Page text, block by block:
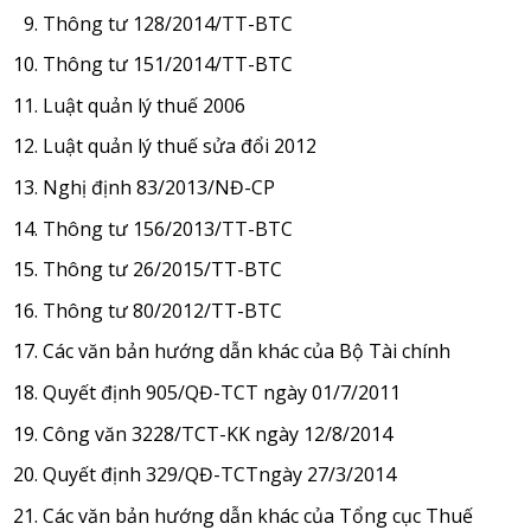
Thông tư 128/2014/TT-BTC
Thông tư 151/2014/TT-BTC
Luật quản lý thuế 2006
Luật quản lý thuế sửa đổi 2012
Nghị định 83/2013/NĐ-CP
Thông tư 156/2013/TT-BTC
Thông tư 26/2015/TT-BTC
Thông tư 80/2012/TT-BTC
Các văn bản hướng dẫn khác của Bộ Tài chính
Quyết định 905/QĐ-TCT ngày 01/7/2011
Công văn 3228/TCT-KK ngày 12/8/2014
Quyết định 329/QĐ-TCTngày 27/3/2014
Các văn bản hướng dẫn khác của Tổng cục Thuế